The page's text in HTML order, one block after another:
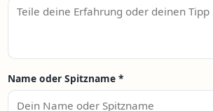
Name oder Spitzname *